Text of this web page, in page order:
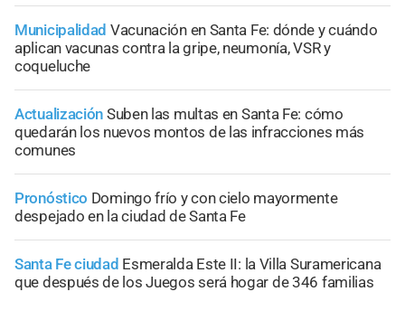
Municipalidad Vacunación en Santa Fe: dónde y cuándo
aplican vacunas contra la gripe, neumonía, VSR y
coqueluche
Actualización Suben las multas en Santa Fe: cómo
quedarán los nuevos montos de las infracciones más
comunes
Pronóstico Domingo frío y con cielo mayormente
despejado en la ciudad de Santa Fe
Santa Fe ciudad Esmeralda Este II: la Villa Suramericana
que después de los Juegos será hogar de 346 familias